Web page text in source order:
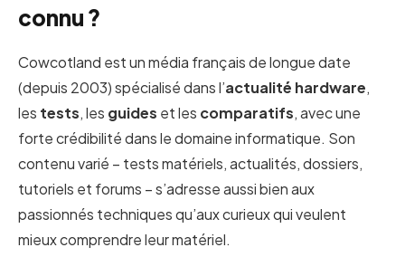
connu ?
Cowcotland est un média français de longue date
(depuis 2003) spécialisé dans l’actualité hardware,
les tests, les guides et les comparatifs, avec une
forte crédibilité dans le domaine informatique. Son
contenu varié – tests matériels, actualités, dossiers,
tutoriels et forums – s’adresse aussi bien aux
passionnés techniques qu’aux curieux qui veulent
mieux comprendre leur matériel.